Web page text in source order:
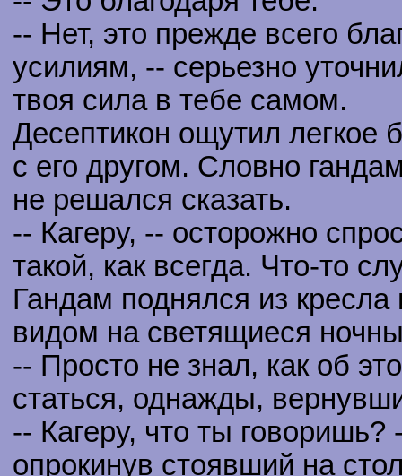
-- Нет, это прежде всего
усилиям, -- серьезно
твоя сила в тебе самом.
Десептикон ощутил легкое
с его другом. Словно
не решался сказать.
-- Кагеру, -- осторожно
такой, как всегда. Что-то
Гандам поднялся из
видом на светящиеся
-- Просто не знал, как об
статься, однажды,
-- Кагеру, что ты
опрокинув стоявший на